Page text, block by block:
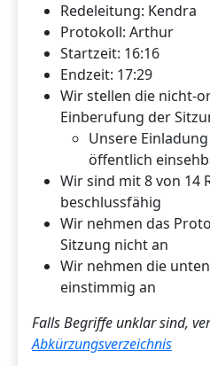
Redeleitung: Kendra
Protokoll: Arthur
Startzeit: 16:16
Endzeit: 17:29
Wir stellen die nicht-
Einberufung der
Unsere
öffentlich
Wir sind mit 8 von 14
beschlussfähig
Wir nehmen das
Sitzung nicht an
Wir nehmen die
einstimmig an
Falls Begriffe unklar sind,
Abkürzungsverzeichnis